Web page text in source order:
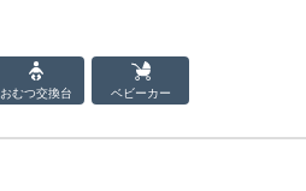
おむつ交換台 ベビーカー